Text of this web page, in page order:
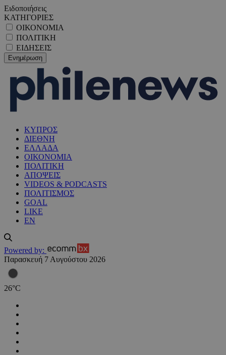
Ειδοποιήσεις
ΚΑΤΗΓΟΡΙΕΣ
ΟΙΚΟΝΟΜΙΑ
ΠΟΛΙΤΙΚΗ
ΕΙΔΗΣΕΙΣ
ΚΥΠΡΟΣ
ΔΙΕΘΝΗ
ΕΛΛΑΔΑ
ΟΙΚΟΝΟΜΙΑ
ΠΟΛΙΤΙΚΗ
ΑΠΟΨΕΙΣ
VIDEOS & PODCASTS
ΠΟΛΙΤΙΣΜΟΣ
GOAL
LIKE
EN
Powered by:
Παρασκευή 7 Αυγούστου 2026
26°C